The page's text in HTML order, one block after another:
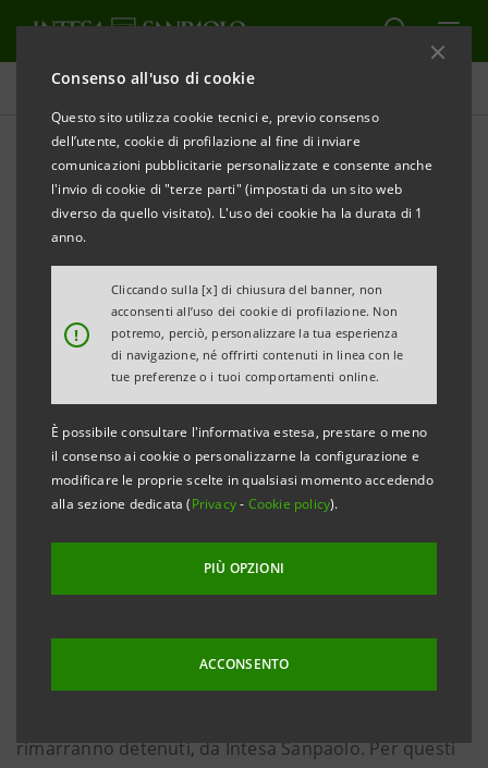
Consenso all'uso di cookie
Questo sito utilizza cookie tecnici e, previo consenso
dell’utente, cookie di profilazione al fine di inviare
comunicazioni pubblicitarie personalizzate e consente anche
l'invio di cookie di "terze parti" (impostati da un sito web
diverso da quello visitato). L'uso dei cookie ha la durata di 1
anno.
!
Cliccando sulla [x] di chiusura del banner, non
acconsenti all’uso dei cookie di profilazione. Non
potremo, perciò, personalizzare la tua esperienza
di navigazione, né offrirti contenuti in linea con le
tue preferenze o i tuoi comportamenti online.
È possibile consultare l'informativa estesa, prestare o meno
il consenso ai cookie o personalizzarne la configurazione e
modificare le proprie scelte in qualsiasi momento accedendo
alla sezione dedicata (Privacy- Cookie policy).
PIÙ OPZIONI
ACCONSENTO
Comunicati stampa
STAMPA AGGIORNA
INTESA SANPAOLO: CESSIONE E
CARTOLARIZZAZIONE CON GARANZIA GACS DI UN
PORTAFOGLIO DI CREDITI IN SOFFERENZA DELLA
CAPOGRUPPO
Torino, Milano, 18 dicembre 2020 –Intesa Sanpaolo ha
perfezionato oggi un’operazione di cartolarizzazione
di un portafoglio di crediti in sofferenza della
Capogruppo, precedentemente ceduto a un veicolo
ex Legge 130/99, per circa 4,3 miliardi di euro al lordo
delle rettifiche di valore e circa 1,2 miliardi di euro al
netto, che rispetta i requisiti normativi per il rilascio
della garanzia GACS.
Il veicolo di cartolarizzazione ha emesso in data
odierna titoliseniorpari all’ 81% del prezzo del
portafoglio e titoli subordinati pari al restante 19%.
rimarranno detenuti, da Intesa Sanpaolo. Per questi